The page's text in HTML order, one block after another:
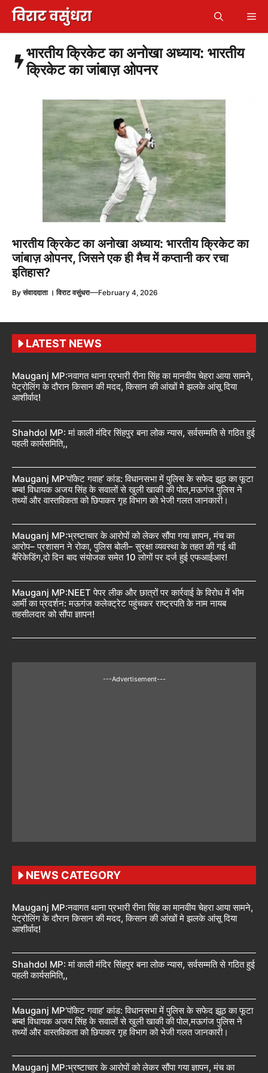
Skip
content
भारतीय क्रिकेट का अनोखा अध्याय: भारतीय
क्रिकेट का जांबाज़ ओपनर
भारतीय क्रिकेट का अनोखा अध्याय: भारतीय क्रिकेट का
जांबाज़ ओपनर, जिसने एक ही मैच में कप्तानी कर रचा
इतिहास?
Byसंवाददाता । विराट वसुंधरा—February 4, 2026
LATEST NEWS
Mauganj MP:नवागत थाना प्रभारी रीना सिंह का मानवीय चेहरा आया सामने,
पेट्रोलिंग के दौरान किसान की मदद, किसान की आंखों मे झलके आंसू दिया
आशीर्वाद!
Shahdol MP: मां काली मंदिर सिंहपुर बना लोक न्यास, सर्वसम्मति से गठित हुई
पहली कार्यसमिति,,
Mauganj MP’पॉकेट गवाह’ कांड: विधानसभा में पुलिस के सफेद झूठ का फूटा
बम्ब! विधायक अजय सिंह के सवालों से खुली खाकी की पोल,मऊगंज पुलिस ने
तथ्यों और वास्तविकता को छिपाकर गृह विभाग को भेजी गलत जानकारी।
Mauganj MP:भ्रष्टाचार के आरोपों को लेकर सौंपा गया ज्ञापन, मंच का
आरोप– प्रशासन ने रोका, पुलिस बोली– सुरक्षा व्यवस्था के तहत की गई थी
बैरिकेडिंग,दो दिन बाद संयोजक समेत 10 लोगों पर दर्ज हुई एफआईआर!
Mauganj MP:NEET पेपर लीक और छात्रों पर कार्रवाई के विरोध में भीम
आर्मी का प्रदर्शन: मऊगंज कलेक्ट्रेट पहुंचकर राष्ट्रपति के नाम नायब
तहसीलदार को सौंपा ज्ञापन!
---Advertisement---
NEWS CATEGORY
Mauganj MP:नवागत थाना प्रभारी रीना सिंह का मानवीय चेहरा आया सामने,
पेट्रोलिंग के दौरान किसान की मदद, किसान की आंखों मे झलके आंसू दिया
आशीर्वाद!
Shahdol MP: मां काली मंदिर सिंहपुर बना लोक न्यास, सर्वसम्मति से गठित हुई
पहली कार्यसमिति,,
Mauganj MP’पॉकेट गवाह’ कांड: विधानसभा में पुलिस के सफेद झूठ का फूटा
बम्ब! विधायक अजय सिंह के सवालों से खुली खाकी की पोल,मऊगंज पुलिस ने
तथ्यों और वास्तविकता को छिपाकर गृह विभाग को भेजी गलत जानकारी।
Mauganj MP:भ्रष्टाचार के आरोपों को लेकर सौंपा गया ज्ञापन, मंच का